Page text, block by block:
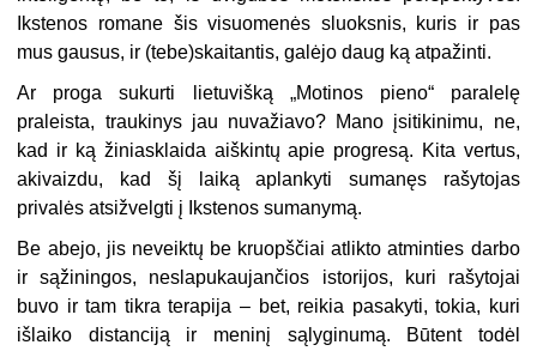
Ikstenos romane šis visuomenės sluoksnis, kuris ir pas
mus gausus, ir (tebe)skaitantis, galėjo daug ką atpažinti.
Ar proga sukurti lietuvišką „Motinos pieno“ paralelę
praleista, traukinys jau nuvažiavo? Mano įsitikinimu, ne,
kad ir ką žiniasklaida aiškintų apie progresą. Kita vertus,
akivaizdu, kad šį laiką aplankyti sumanęs rašytojas
privalės atsižvelgti į Ikstenos sumanymą.
Be abejo, jis neveiktų be kruopščiai atlikto atminties darbo
ir sąžiningos, neslapukaujančios istorijos, kuri rašytojai
buvo ir tam tikra terapija – bet, reikia pasakyti, tokia, kuri
išlaiko distanciją ir meninį sąlyginumą. Būtent todėl